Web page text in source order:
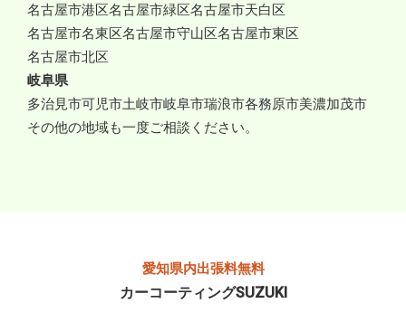
名古屋市港区名古屋市緑区名古屋市天白区
名古屋市名東区名古屋市守山区名古屋市東区
名古屋市北区
岐阜県
多治見市可児市土岐市岐阜市瑞浪市各務原市美濃加茂市
その他の地域も一度ご相談ください。
愛知県内出張料無料
カーコーティングSUZUKI